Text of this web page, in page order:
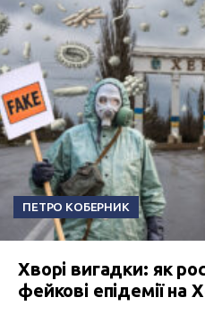
ПЕТРО КОБЕРНИК
Хворі вигадки: як
фейкові епідемії на